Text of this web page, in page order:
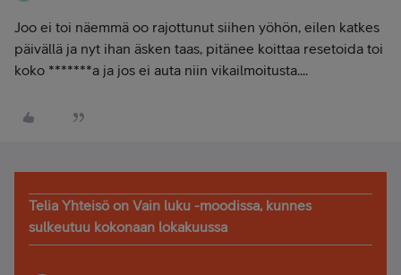
Joo ei toi näemmä oo rajottunut siihen yöhön, eilen katkes
päivällä ja nyt ihan äsken taas, pitänee koittaa resetoida toi
koko *******a ja jos ei auta niin vikailmoitusta....
Telia Yhteisö on Vain luku -moodissa, kunnes
sulkeutuu kokonaan lokakuussa